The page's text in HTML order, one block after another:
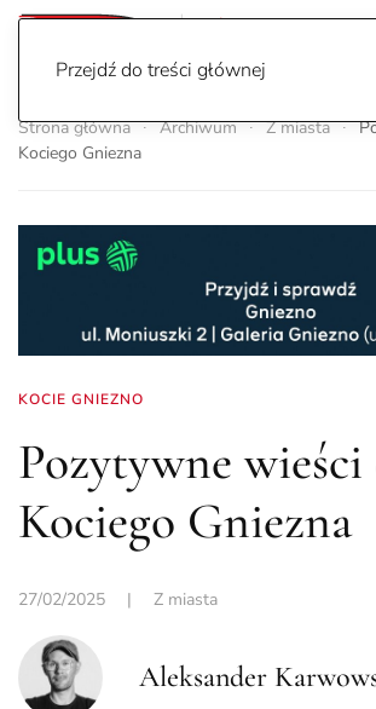
Przejdź do treści głównej
Strona główna Archiwum Z miasta
Kociego Gniezna
KOCIE GNIEZNO
Pozytywne wieści
Kociego Gniezna
27/02/2025 | Z miasta
Aleksander